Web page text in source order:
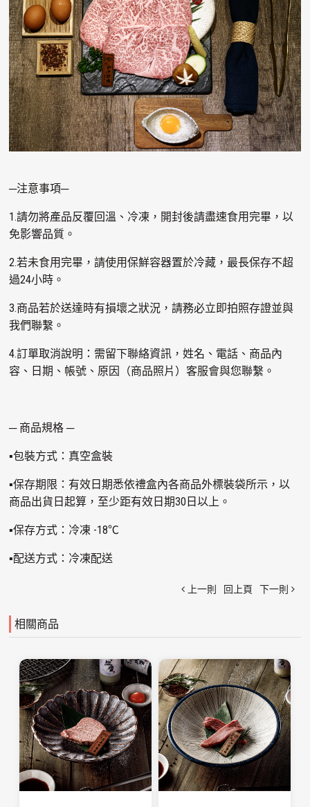
─注意事項─
1.請勿將產品反覆回溫、冷凍，開封後請盡速食用完畢，以
免影響品質。
2.若未食用完畢，請使用保鮮容器置於冷藏，最長保存不超
過24小時。
3.商品若於送達時有損壞之狀況，請務必立即拍照存證並與
我們聯繫。
4.訂單取消說明：需留下聯絡資訊，姓名、電話、商品內
容、日期、帳號、原因（商品照片）客服會與您聯繫。
─ 商品規格 ─
▪包裝方式：真空盒裝
▪保存期限：有效日期悉依禮盒內各商品外標裝袋所示，以
商品出貨日起算，至少距有效日期30日以上。
▪保存方式：冷凍 -18℃
▪配送方式：冷凍配送
上一則 回上頁 下一則
相關商品